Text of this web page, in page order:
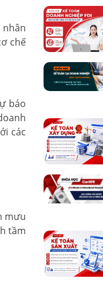
chế
báo
các
mưu
tầm